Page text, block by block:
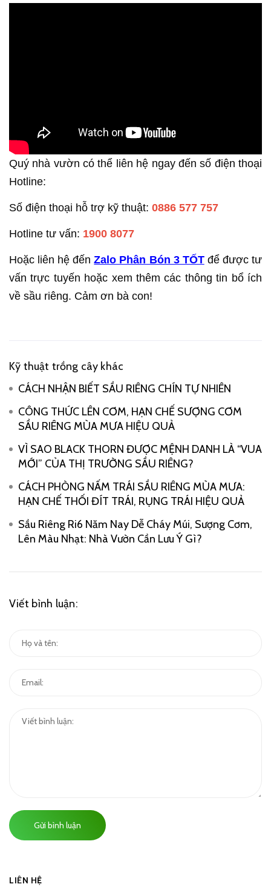
Quý nhà vườn có thể liên hệ ngay đến số điện thoại
Hotline:
Số điện thoại hỗ trợ kỹ thuật: 0886 577 757
Hotline tư vấn: 1900 8077
Hoặc liên hệ đếnZalo Phân Bón 3 TỐT để được tư
vấn trực tuyến hoặc xem thêm các thông tin bổ ích
về sầu riêng. Cảm ơn bà con!
Kỹ thuật trồng cây khác
CÁCH NHẬN BIẾT SẦU RIÊNG CHÍN TỰ NHIÊN
CÔNG THỨC LÊN CƠM, HẠN CHẾ SƯỢNG CƠM
SẦU RIÊNG MÙA MƯA HIỆU QUẢ
VÌ SAO BLACK THORN ĐƯỢC MỆNH DANH LÀ “VUA
MỚI” CỦA THỊ TRƯỜNG SẦU RIÊNG?
CÁCH PHÒNG NẤM TRÁI SẦU RIÊNG MÙA MƯA:
HẠN CHẾ THỐI ĐÍT TRÁI, RỤNG TRÁI HIỆU QUẢ
Sầu Riêng Ri6 Năm Nay Dễ Cháy Múi, Sượng Cơm,
Lên Màu Nhạt: Nhà Vườn Cần Lưu Ý Gì?
Viết bình luận:
Gửi bình luận
LIÊN HỆ